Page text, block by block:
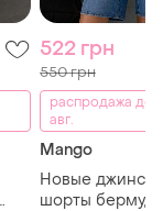
522 грн
550 грн
распродажа до
авг.
Mango
Новые
шорты